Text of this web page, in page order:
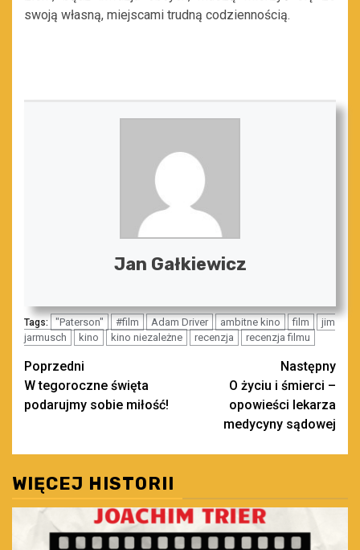
swoją własną, miejscami trudną codziennością.
Jan Gałkiewicz
Tags: "Paterson" #film Adam Driver ambitne kino film
jim
jarmusch
kino kino niezależne recenzja recenzja filmu
Zobacz
wpisy
Poprzedni
W tegoroczne święta
podarujmy sobie miłość!
Następny
O życiu i śmierci –
opowieści lekarza
medycyny sądowej
WIĘCEJ HISTORII